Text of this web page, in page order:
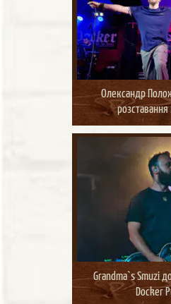
Олександр
розставання
Grandma`s Smuzi
Docker